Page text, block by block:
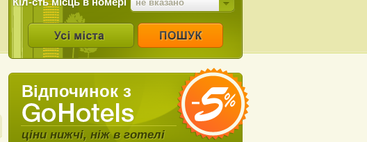
не вказано
Відпочинок з
ціни нижчі, ніж в готелі